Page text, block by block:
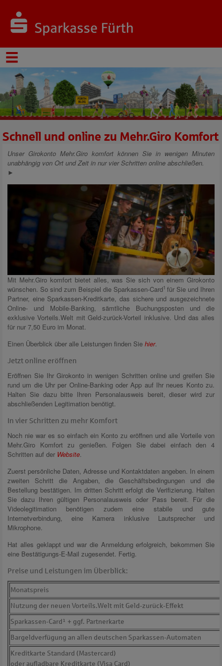
Schnell und online zu Mehr.Giro Komfort
Unser Girokonto Mehr.Giro komfort können Sie in wenigen Minuten
unabhängig von Ort und Zeit in nur vier Schritten online abschließen.
►
Mit Mehr.Giro komfort bietet alles, was Sie sich von einem Girokonto
wünschen. So sind zum Beispiel die Sparkassen-Card1 für Sie und Ihren
Partner, eine Sparkassen-Kreditkarte, das sichere und ausgezeichnete
Online- und Mobile-Banking, sämtliche Buchungsposten und die
exklusive Vorteils.Welt mit Geld-zurück-Vorteil inklusive. Und das alles
für nur 7,50 Euro im Monat.
Einen Überblick über alle Leistungen finden Sie hier.
Jetzt online eröffnen
Eröffnen Sie Ihr Girokonto in wenigen Schritten online und greifen Sie
rund um die Uhr per Online-Banking oder App auf Ihr neues Konto zu.
Halten Sie dazu bitte Ihren Personalausweis bereit, dieser wird zur
abschließenden Legitimation benötigt.
In vier Schritten zu mehr Komfort
Noch nie war es so einfach ein Konto zu eröffnen und alle Vorteile von
Mehr.Giro Komfort zu genießen. Folgen Sie dabei einfach den 4
Schritten auf der Website
Zuerst persönliche Daten, Adresse und Kontaktdaten angeben. In einem
zweiten Schritt die Angaben, die Geschäftsbedingungen und die
Bestellung bestätigen. Im dritten Schritt erfolgt die Verifizierung. Halten
Sie dazu Ihren gültigen Personalausweis oder Pass bereit. Für die
Videolegitimation benötigen zudem eine stabile und gute
Internetverbindung, eine Kamera inklusive Lautsprecher und
Mikrophone.
Hat alles geklappt und war die Anmeldung erfolgreich, bekommen Sie
eine Bestätigungs-E-Mail zugesendet. Fertig.
Preise und Leistungen im Überblick:
Monatspreis
Nutzung der neuen Vorteils.Welt mit Geld-zurück-Effekt
Sparkassen-Card¹ + ggf. Partnerkarte
Bargeldverfügung an allen deutschen Sparkassen-Automaten
Kreditkarte Standard (Mastercard)
oder aufladbare Kreditkarte (Visa Card)